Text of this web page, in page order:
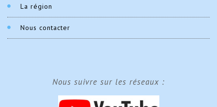
La région
Nous contacter
Nous suivre sur les réseaux :